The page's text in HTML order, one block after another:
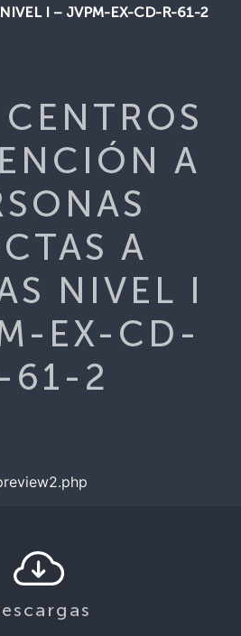
I – JVPM-EX-CD-R-61-2
A
A
NIVEL I
EX-CD-
61-2